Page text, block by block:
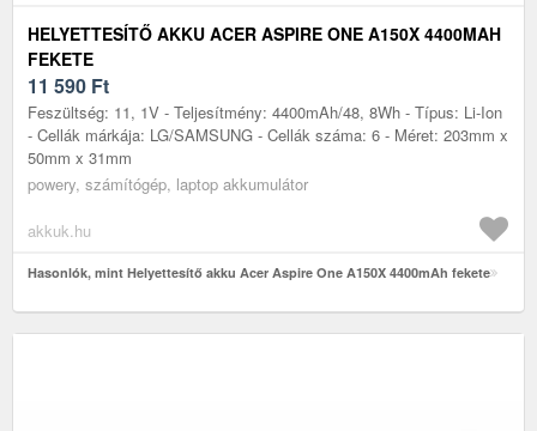
HELYETTESÍTŐ AKKU ACER ASPIRE ONE A150X 4400MAH
FEKETE
11 590 Ft
Feszültség: 11, 1V - Teljesítmény: 4400mAh/48, 8Wh - Típus: Li-Ion
- Cellák márkája: LG/SAMSUNG - Cellák száma: 6 - Méret: 203mm x
50mm x 31mm
powery, számítógép, laptop akkumulátor
akkuk.hu
Hasonlók, mint Helyettesítő akku Acer Aspire One A150X 4400mAh fekete